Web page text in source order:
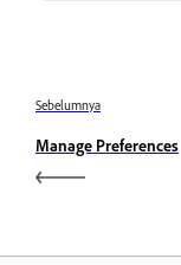
Sebelumnya
Manage Preferences